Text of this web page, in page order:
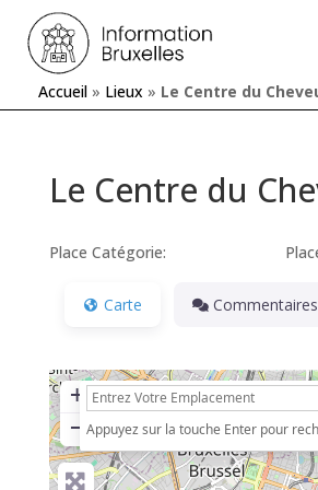
Accueil » Lieux » Le Centre du
Le Centre du
Place Catégorie:
Carte Commentaires
+
− Appuyez sur la touche Enter pour